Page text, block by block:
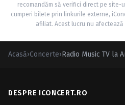
recomandăm să verifici direct pe site-
cumperi bilete prin linkurile externe,
afiliat. Acest lucru nu
Acasă›Concerte›Radio Music TV la
DESPRE ICONCERT.RO